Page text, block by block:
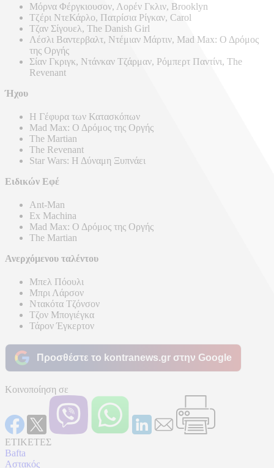
Μόρνα Φέργκιουσον, Λορέν Γκλιν, Brooklyn
Τζέρι ΝτεΚάρλο, Πατρίσια Ρίγκαν, Carol
Τζαν Σίγουελ, The Danish Girl
Λέσλι Βαντερβαλτ, Ντέμιαν Μάρτιν, Mad Max: Ο Δρόμος
της Οργής
Σίαν Γκριγκ, Ντάνκαν Τζάρμαν, Ρόμπερτ Παντίνι, The
Revenant
Ήχου
Η Γέφυρα των Κατασκόπων
Mad Max: Ο Δρόμος της Οργής
The Martian
The Revenant
Star Wars: Η Δύναμη Ξυπνάει
Ειδικών Εφέ
Ant-Man
Ex Machina
Mad Max: Ο Δρόμος της Οργής
The Martian
Ανερχόμενου ταλέντου
Μπελ Πόουλι
Μπρι Λάρσον
Ντακότα Τζόνσον
Τζον Μπογιέγκα
Τάρον Έγκερτον
Προσθέστε το kontranews.gr στην Google
Κοινοποίηση σε
ΕΤΙΚΕΤΕΣ
Bafta
Αστακός